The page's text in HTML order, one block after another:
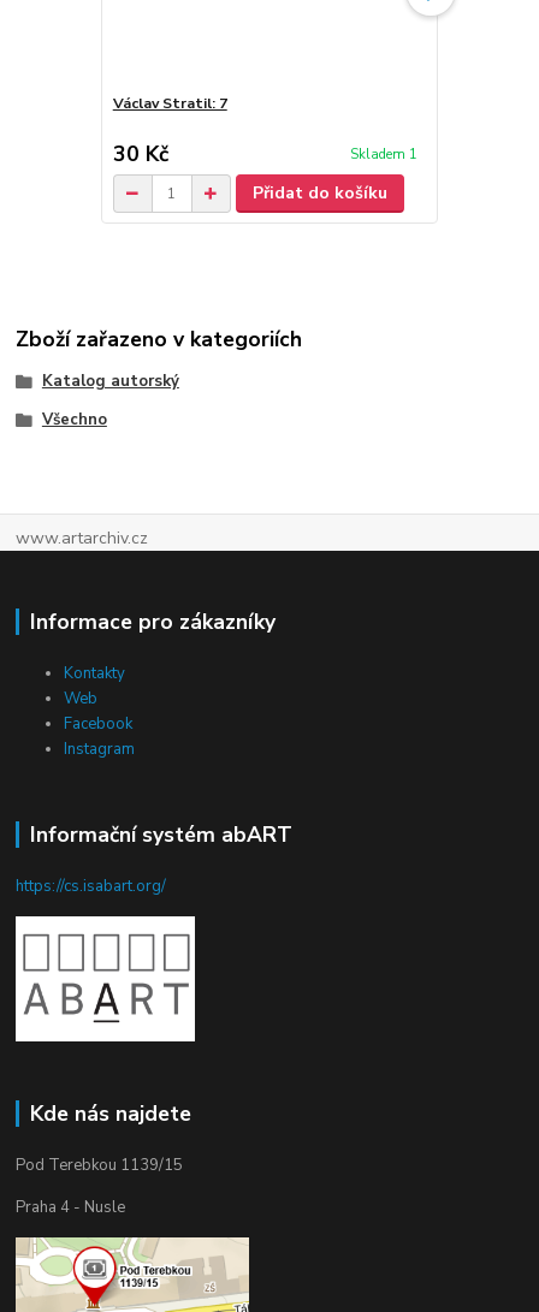
Václav Stratil: 7
30 Kč Skladem 1
Přidat do košíku
Zboží zařazeno v kategoriích
Katalog autorský
Všechno
www.artarchiv.cz
Informace pro zákazníky
Kontakty
Web
Facebook
Instagram
Informační systém abART
https://cs.isabart.org/
Kde nás najdete
Pod Terebkou 1139/15
Praha 4 - Nusle